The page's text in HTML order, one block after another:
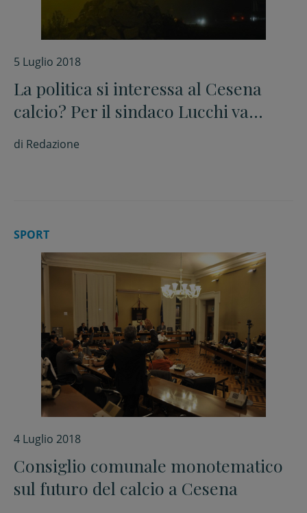
5 Luglio 2018
La politica si interessa al Cesena
calcio? Per il sindaco Lucchi va
bene, ma in trasparenza
di Redazione
SPORT
4 Luglio 2018
Consiglio comunale monotematico
sul futuro del calcio a Cesena